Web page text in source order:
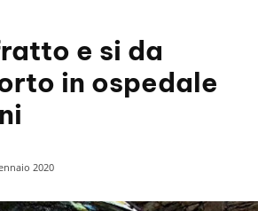
e si da
in ospedale
2020